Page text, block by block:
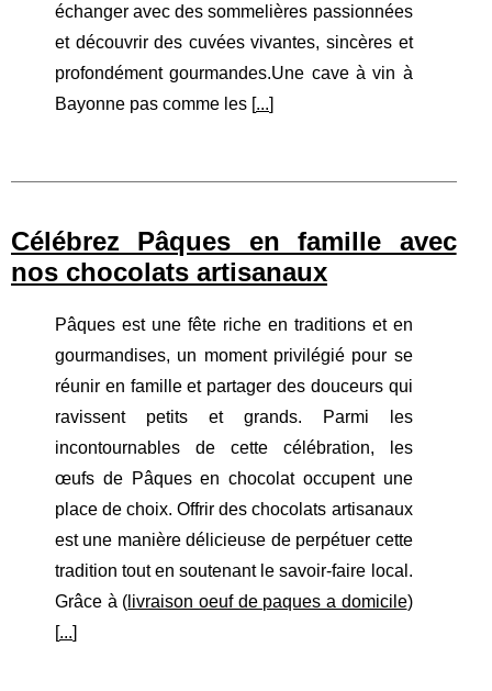
échanger avec des sommelières passionnées
et découvrir des cuvées vivantes, sincères et
profondément gourmandes.Une cave à vin à
Bayonne pas comme les [...]
Célébrez Pâques en famille avec
nos chocolats artisanaux
Pâques est une fête riche en traditions et en
gourmandises, un moment privilégié pour se
réunir en famille et partager des douceurs qui
ravissent petits et grands. Parmi les
incontournables de cette célébration, les
œufs de Pâques en chocolat occupent une
place de choix. Offrir des chocolats artisanaux
est une manière délicieuse de perpétuer cette
tradition tout en soutenant le savoir-faire local.
Grâce à ( livraison oeuf de paques a domicile)
[...]